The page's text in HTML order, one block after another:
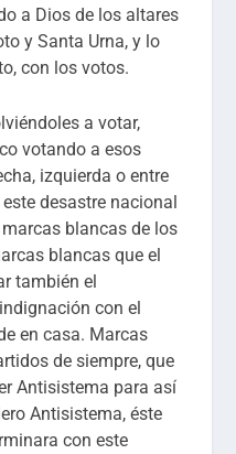
a Dios de los altares
y Santa Urna, y lo
con los votos.
a votar,
votando a esos
izquierda o entre
desastre nacional
blancas de los
blancas que el
también el
con el
en casa. Marcas
de siempre, que
Antisistema para así
Antisistema, éste
con este